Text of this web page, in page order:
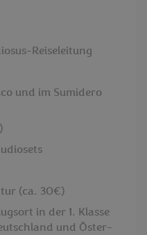
Reiseleitung
und im Sumidero
(ca. 30€)
in der 1. Klasse
und Öster-